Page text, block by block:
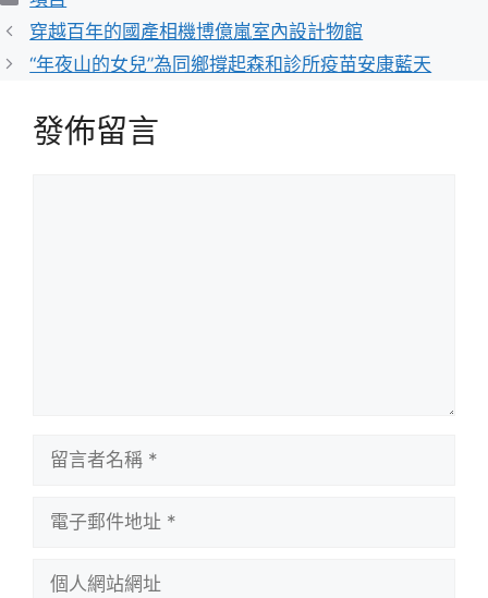
類
穿越百年的國產相機博億嵐室內設計物館
“年夜山的女兒”為同鄉撐起森和診所疫苗安康藍天
發佈留言